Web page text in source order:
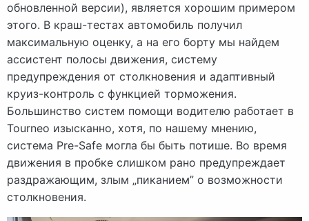
обновленной версии), является хорошим примером
этого. В краш-тестах автомобиль получил
максимальную оценку, а на его борту мы найдем
ассистент полосы движения, систему
предупреждения от столкновения и адаптивный
круиз-контроль с функцией торможения.
Большинство систем помощи водителю работает в
Tourneo изысканно, хотя, по нашему мнению,
система Pre-Safe могла бы быть потише. Во время
движения в пробке слишком рано предупреждает
раздражающим, злым „пиканием” о возможности
столкновения.